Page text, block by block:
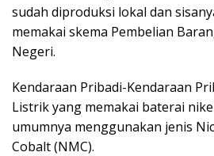
sudah diproduksi lokal dan
memakai skema Pembelian
Negeri.
Kendaraan Pribadi-Kendaraan
Listrik yang memakai baterai
umumnya menggunakan jenis
Cobalt (NMC).